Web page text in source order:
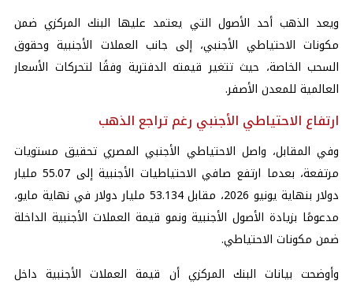
ويعد الذهب أحد الأصول التي يعتمد عليها البنك المركزي ضمن
مكونات الاحتياطي الأجنبي، إلى جانب العملات الأجنبية وحقوق
السحب الخاصة، حيث تتغير قيمته الدفترية وفقًا لتحركات الأسعار
العالمية للمعدن الأصفر.
ارتفاع الاحتياطي الأجنبي رغم تراجع الذهب
وفي المقابل، واصل الاحتياطي الأجنبي المصري تحقيق مستويات
مرتفعة، بعدما ارتفع صافي الاحتياطيات الأجنبية إلى 55.07 مليار
دولار بنهاية يونيو 2026، مقابل 53.134 مليار دولار في نهاية مايو،
مدعومًا بزيادة الأصول الأجنبية ونمو قيمة العملات الأجنبية الداخلة
ضمن مكونات الاحتياطي.
وأوضحت بيانات البنك المركزي أن قيمة العملات الأجنبية داخل